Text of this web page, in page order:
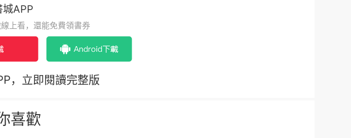
城APP
上看，還能免費領書券
，立即閱讀完整版
喜歡